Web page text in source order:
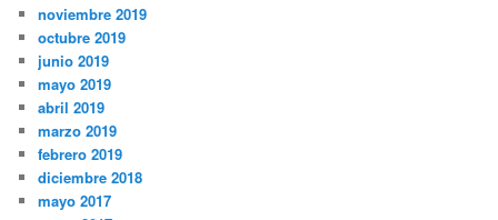
noviembre 2019
octubre 2019
junio 2019
mayo 2019
abril 2019
marzo 2019
febrero 2019
diciembre 2018
mayo 2017